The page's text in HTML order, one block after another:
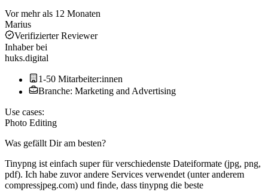
Vor mehr als 12 Monaten
Marius
Verifizierter Reviewer
Inhaberbei
huks.digital
1-50 Mitarbeiter:innen
Branche: Marketing and Advertising
Use cases:
Photo Editing
Was gefällt Dir am besten?
Tinypng ist einfach super für verschiedenste Dateiformate (jpg, png,
pdf). Ich habe zuvor andere Services verwendet (unter anderem
compressjpeg.com) und finde, dass tinypng die beste